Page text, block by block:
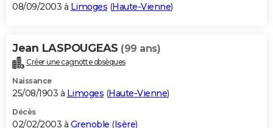
08/09/2003 à Limoges (Haute-Vienne)
Jean LASPOUGEAS (99 ans)
Créer une cagnotte obsèques
Naissance
25/08/1903 à Limoges (Haute-Vienne)
Décès
02/02/2003 à Grenoble (Isère)